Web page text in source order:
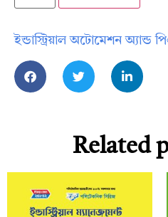
ইন্ডাস্ট্রিয়াল অটোমেশন
Related